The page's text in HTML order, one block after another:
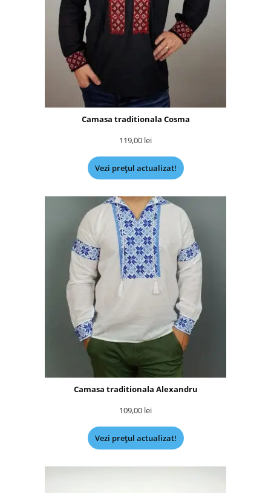
Camasa traditionala Cosma
119,00 lei
Vezi prețul actualizat!
Camasa traditionala Alexandru
109,00 lei
Vezi prețul actualizat!